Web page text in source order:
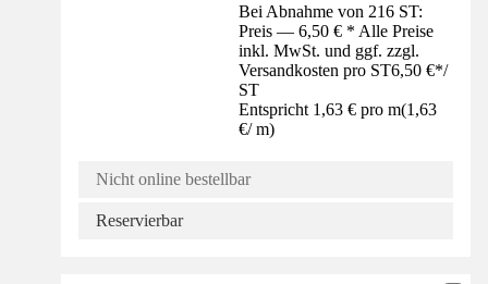
Bei Abnahme von 216 ST:
Preis — 6,50 € * Alle Preise
inkl. MwSt. und ggf. zzgl.
Versandkosten pro ST6,50 €*/
ST
Entspricht 1,63 € pro m(1,63
€/ m)
Nicht online bestellbar
Reservierbar